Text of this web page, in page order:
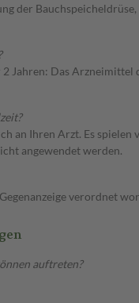
der
Jahren: Das Arzneimittel
an Ihren Arzt. Es
angewendet werden.
verordnet
auftreten?